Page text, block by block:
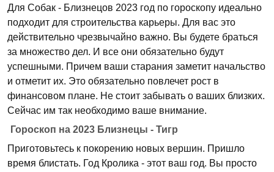
Для Собак - Близнецов 2023 год по гороскопу идеально
подходит для строительства карьеры. Для вас это
действительно чрезвычайно важно. Вы будете браться
за множество дел. И все они обязательно будут
успешными. Причем ваши старания заметит начальство
и отметит их. Это обязательно повлечет рост в
финансовом плане. Не стоит забывать о ваших близких.
Сейчас им так необходимо ваше внимание.
Гороскоп на 2023 Близнецы - Тигр
Приготовьтесь к покорению новых вершин. Пришло
время блистать. Год Кролика - этот ваш год. Вы просто